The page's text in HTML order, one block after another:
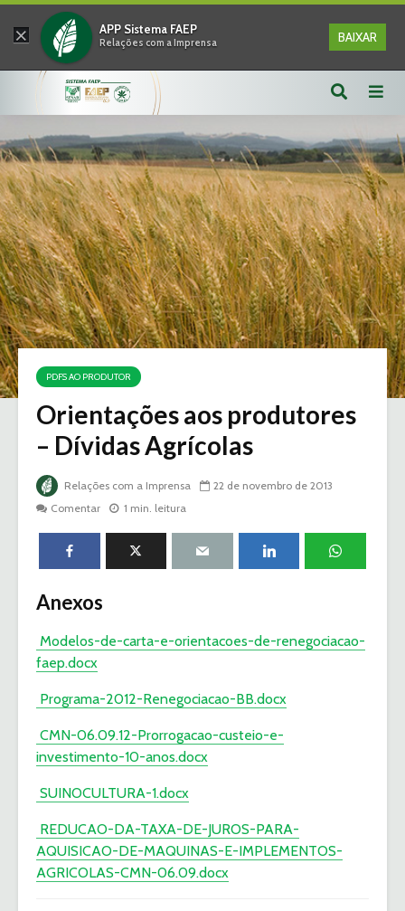
× APP Sistema FAEP
Relações com a Imprensa BAIXAR
PDFS AO PRODUTOR
Orientações aos produtores
– Dívidas Agrícolas
Relações com a Imprensa
22 de novembro de 2013
Comentar
1 min. leitura
Anexos
Modelos-de-carta-e-orientacoes-de-renegociacao-
faep.docx
Programa-2012-Renegociacao-BB.docx
CMN-06.09.12-Prorrogacao-custeio-e-
investimento-10-anos.docx
SUINOCULTURA-1.docx
REDUCAO-DA-TAXA-DE-JUROS-PARA-
AQUISICAO-DE-MAQUINAS-E-IMPLEMENTOS-
AGRICOLAS-CMN-06.09.docx